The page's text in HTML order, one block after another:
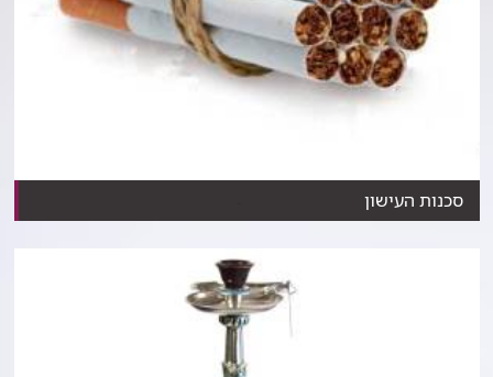
סכנות העישון
​שמונה עובדות שכדאי שתדעו על העישון ונזקיו​​